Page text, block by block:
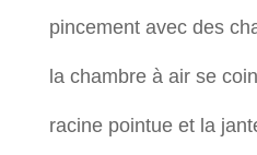
pincement avec des
la chambre à air se
racine pointue et la